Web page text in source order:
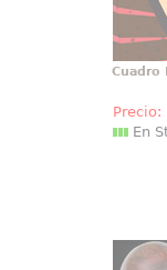
Cuadro
Precio:
En